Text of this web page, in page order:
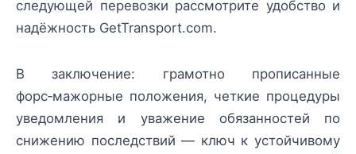
следующей перевозки рассмотрите удобство и
надёжность GetTransport.com.
В заключение: грамотно прописанные
форс‑мажорные положения, четкие процедуры
уведомления и уважение обязанностей по
снижению последствий — ключ к устойчивому